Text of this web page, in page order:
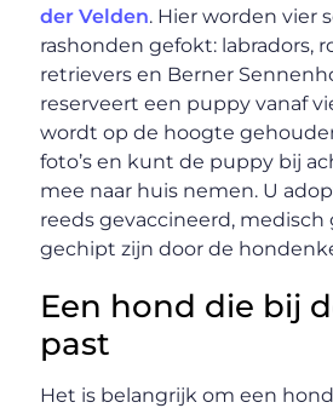
der Velden. Hier worden vier
rashonden gefokt: labradors,
retrievers en Berner
reserveert een puppy vanaf
wordt op de hoogte
foto’s en kunt de puppy bij
mee naar huis nemen. U
reeds gevaccineerd, medisch
gechipt zijn door de
Een hond die bij
past
Het is belangrijk om een